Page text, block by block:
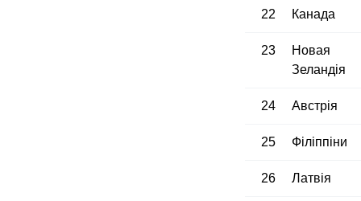
22 Канада
23
Новая
Зеландія
24 Австрія
25 Філіппіни
26 Латвія